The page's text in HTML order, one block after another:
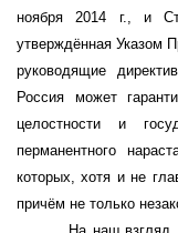
ноября 2014 г., и
утверждённая Указом
руководящие
Россия может
целостности и
перманентного
которых, хотя и не
причём не только